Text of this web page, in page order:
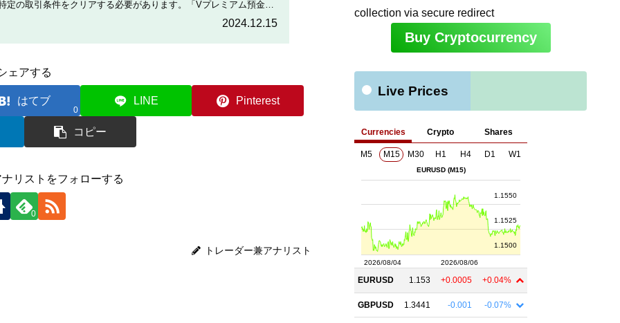
定の取引条件をクリアする必要があります。「Vプレミアム預金」
しっかりと読んで、条件をよく確認した後で参加しましょう。
2024.12.15
ェアする
はてブ
0
LINE Pinterest
コピー
ナリストをフォローする
0
トレーダー兼アナリスト
collection via secure redirect
Buy Cryptocurrency
Live Prices